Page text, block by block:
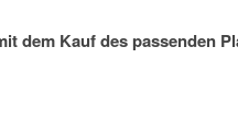
dem Kauf des passenden